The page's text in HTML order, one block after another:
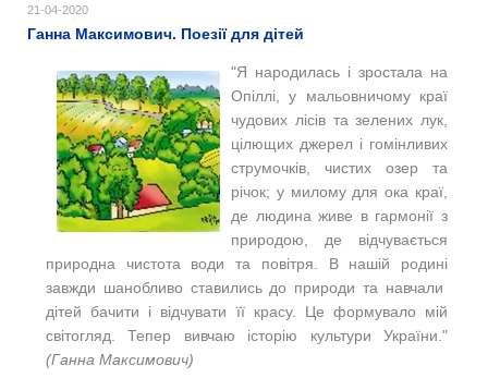
21-04-2020
Ганна Максимович. Поезії для дітей
"Я народилась і зростала на
Опіллі, у мальовничому краї
чудових лісів та зелених лук,
цілющих джерел і гомінливих
струмочків, чистих озер та
річок; у милому для ока краї,
де людина живе в гармонії з
природою, де відчувається
природна чистота води та повітря. В нашій родині
завжди шанобливо ставились до природи та навчали
дітей бачити і відчувати її красу. Це формувало мій
світогляд. Тепер вивчаю історію культури України."
(Ганна Максимович)